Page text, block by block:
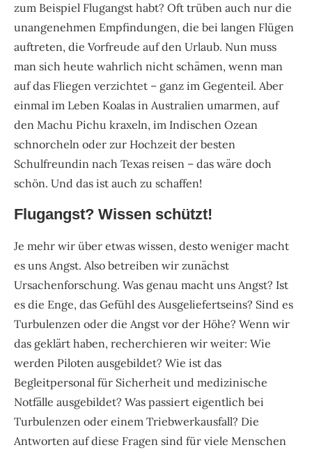
zum Beispiel Flugangst habt? Oft trüben auch nur die
unangenehmen Empfindungen, die bei langen Flügen
auftreten, die Vorfreude auf den Urlaub. Nun muss
man sich heute wahrlich nicht schämen, wenn man
auf das Fliegen verzichtet – ganz im Gegenteil. Aber
einmal im Leben Koalas in Australien umarmen, auf
den Machu Pichu kraxeln, im Indischen Ozean
schnorcheln oder zur Hochzeit der besten
Schulfreundin nach Texas reisen – das wäre doch
schön. Und das ist auch zu schaffen!
Flugangst? Wissen schützt!
Je mehr wir über etwas wissen, desto weniger macht
es uns Angst. Also betreiben wir zunächst
Ursachenforschung. Was genau macht uns Angst? Ist
es die Enge, das Gefühl des Ausgeliefertseins? Sind es
Turbulenzen oder die Angst vor der Höhe? Wenn wir
das geklärt haben, recherchieren wir weiter: Wie
werden Piloten ausgebildet? Wie ist das
Begleitpersonal für Sicherheit und medizinische
Notfälle ausgebildet? Was passiert eigentlich bei
Turbulenzen oder einem Triebwerkausfall? Die
Antworten auf diese Fragen sind für viele Menschen